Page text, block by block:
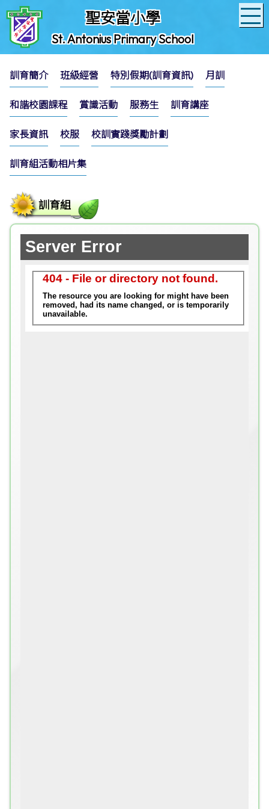
聖安當小學
St. Antonius Primary School
訓育簡介 班級經營 特別假期(訓育資訊) 月訓
和諧校園課程 賞識活動 服務生 訓育講座
家長資訊 校服 校訓實踐獎勵計劃
訓育組活動相片集
訓育組